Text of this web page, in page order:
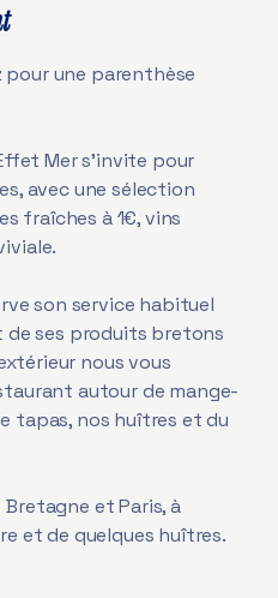
pour une parenthèse
Mer s’invite pour
avec une sélection
fraîches à 1€, vins
son service habituel
de ses produits bretons
nous vous
autour de mange-
tapas, nos huîtres et du
et Paris, à
et de quelques huîtres.